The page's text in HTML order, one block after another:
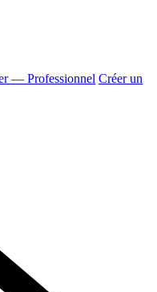
— Professionnel Créer un